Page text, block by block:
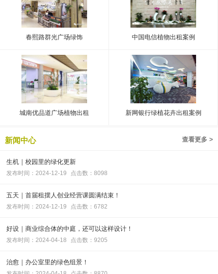
春熙路群光广场绿饰 中国电信植物出租案例
城南优品道广场植物出租 新网银行绿植花卉出租案例
查看更多 >
新闻中心
生机｜校园里的绿化更新
发布时间：2024-12-19 点击数：8098
五天｜首届租摆人创业经营课圆满结束！
发布时间：2024-12-19 点击数：6782
好设｜商业综合体的中庭，还可以这样设计！
发布时间：2024-04-18 点击数：9205
治愈｜办公室里的绿色组景！